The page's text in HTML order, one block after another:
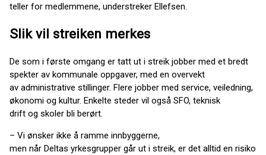
teller for medlemmene, understreker Ellefsen.
Slik vil streiken merkes
De som i første omgang er tatt ut i streik jobber med et bredt
spekter av kommunale oppgaver, med en overvekt
av administrative stillinger. Flere jobber med service, veiledning,
økonomi og kultur. Enkelte steder vil også SFO, teknisk
drift og skoler bli berørt.
– Vi ønsker ikke å ramme innbyggerne,
men når Deltas yrkesgrupper går ut i streik, er det alltid en risiko